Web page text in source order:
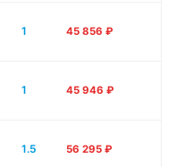
1 45 856 ₽
1 45 946 ₽
1.5 56 295 ₽